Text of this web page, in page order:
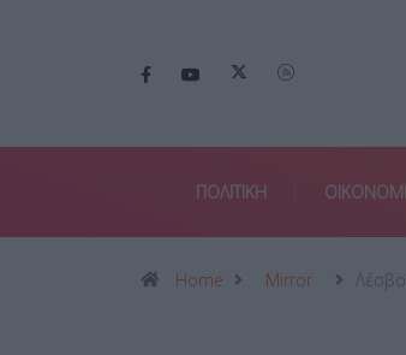
ΠΟΛΙΤΙΚΗ
Home Mirror